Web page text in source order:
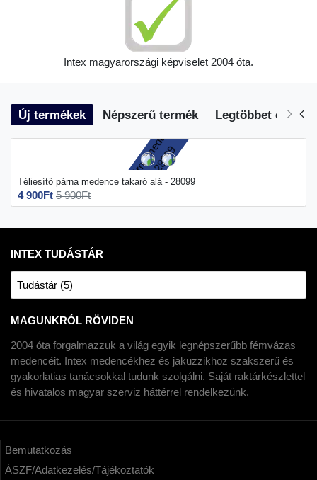
Intex magyarországi képviselet 2004 óta.
Új termékek Népszerű termék Legtöbbet eladott
Téliesítő párna medence takaró alá - 28099
4 900Ft 5 900Ft
INTEX TUDÁSTÁR
Tudástár (5)
MAGUNKRÓL RÖVIDEN
2004 óta forgalmazzuk a világ egyik legnépszerűbb fémvázas
medencéit. Intex medencékhez és jakuzzikhoz szakszerű és
gyakorlatias tanácsokkal tudunk szolgálni. Saját raktárkészlettel
és hivatalos magyar szerviz háttérrel rendelkezünk.
Bemutatkozás
ÁSZF/Adatkezelés/Tájékoztatók